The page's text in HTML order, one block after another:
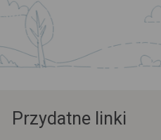
Przydatne linki